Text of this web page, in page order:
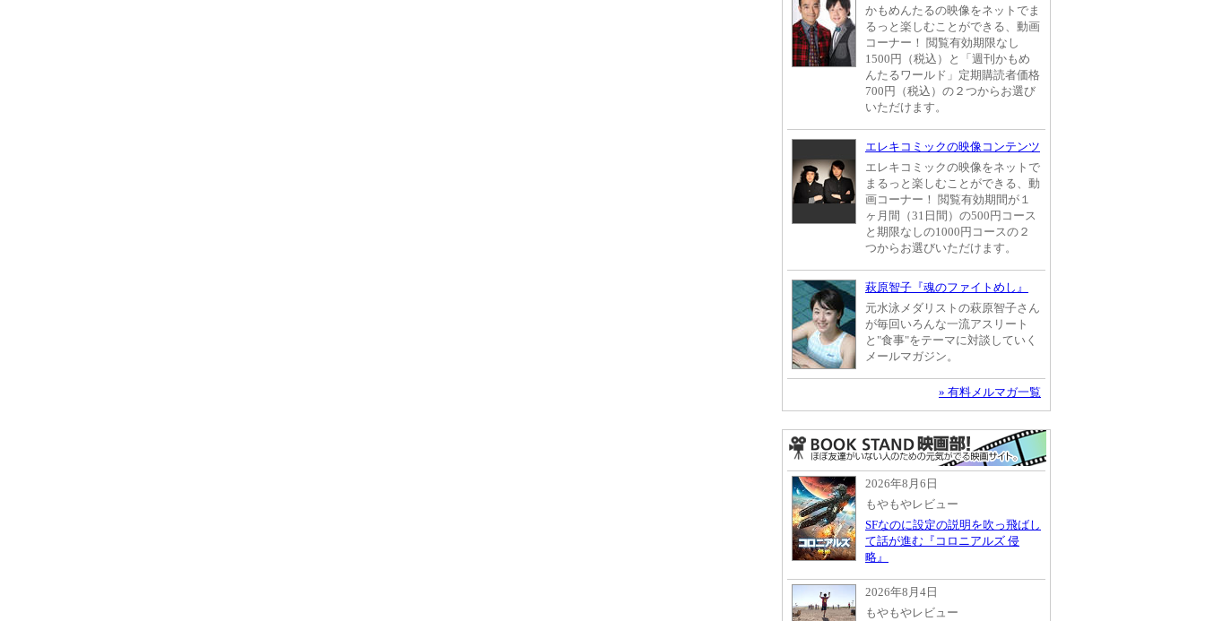
かもめんたるの映像をネットでま
るっと楽しむことができる、動画
コーナー！ 閲覧有効期限なし
1500円（税込）と「週刊かもめ
んたるワールド」定期購読者価格
700円（税込）の２つからお選び
いただけます。
エレキコミックの映像コンテンツ
エレキコミックの映像をネットで
まるっと楽しむことができる、動
画コーナー！ 閲覧有効期間が１
ヶ月間（31日間）の500円コース
と期限なしの1000円コースの２
つからお選びいただけます。
萩原智子『魂のファイトめし』
元水泳メダリストの萩原智子さん
が毎回いろんな一流アスリート
と"食事"をテーマに対談していく
メールマガジン。
» 有料メルマガ一覧
2026年8月6日
もやもやレビュー
SFなのに設定の説明を吹っ飛ばし
て話が進む『コロニアルズ 侵
略』
2026年8月4日
もやもやレビュー